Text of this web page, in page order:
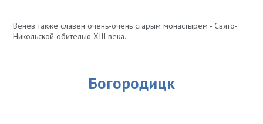
Венев также славен очень-очень старым монастырем - Свято-
Никольской обителью XIII века.
Богородицк